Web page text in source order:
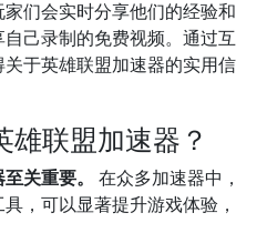
们会实时分享他们的经验和
己录制的免费视频。通过互
于英雄联盟加速器的实用信
联盟加速器？
关重要。
在众多加速器中，
，可以显著提升游戏体验，